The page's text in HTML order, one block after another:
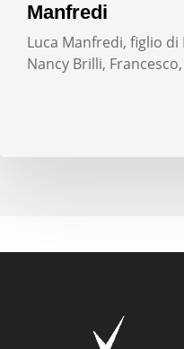
Manfredi
Luca Manfredi, figlio
Nancy Brilli,